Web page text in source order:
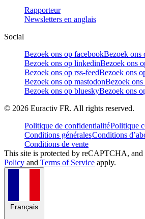
Rapporteur
Newsletters en anglais
Social
Bezoek ons op facebookBezoek ons
Bezoek ons op linkedinBezoek ons
Bezoek ons op rss-feedBezoek ons
Bezoek ons op mastodonBezoek ons
Bezoek ons op blueskyBezoek ons
© 2026 Euractiv FR. All rights reserved.
Politique de confidentialitéPolitique
Conditions généralesConditions
Conditions de vente
This site is protected by reCAPTCHA, and
Policy and Terms of Service apply.
Français